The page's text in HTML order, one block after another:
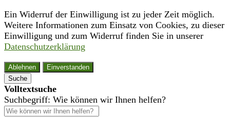
Ein Widerruf der Einwilligung ist zu jeder Zeit möglich.
Weitere Informationen zum Einsatz von Cookies, zu dieser
Einwilligung und zum Widerruf finden Sie in unserer
Datenschutzerklärung
Ablehnen
Einverstanden
Suche
Volltextsuche
Suchbegriff: Wie können wir Ihnen helfen?